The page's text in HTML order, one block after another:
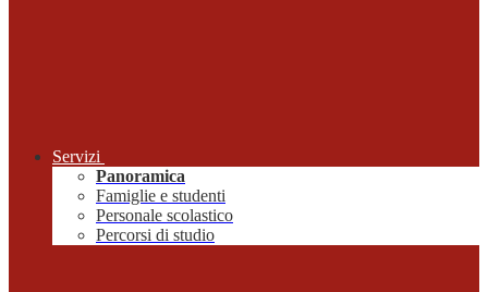
Servizi
Panoramica
Famiglie e studenti
Personale scolastico
Percorsi di studio